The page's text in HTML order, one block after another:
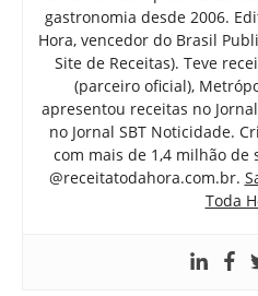
gastronomia desde 2006.
Hora, vencedor do Brasil
Site de Receitas). Teve
(parceiro oficial),
apresentou receitas no
no Jornal SBT Noticidade.
com mais de 1,4 milhão de
@receitatodahora.com.br.
Toda